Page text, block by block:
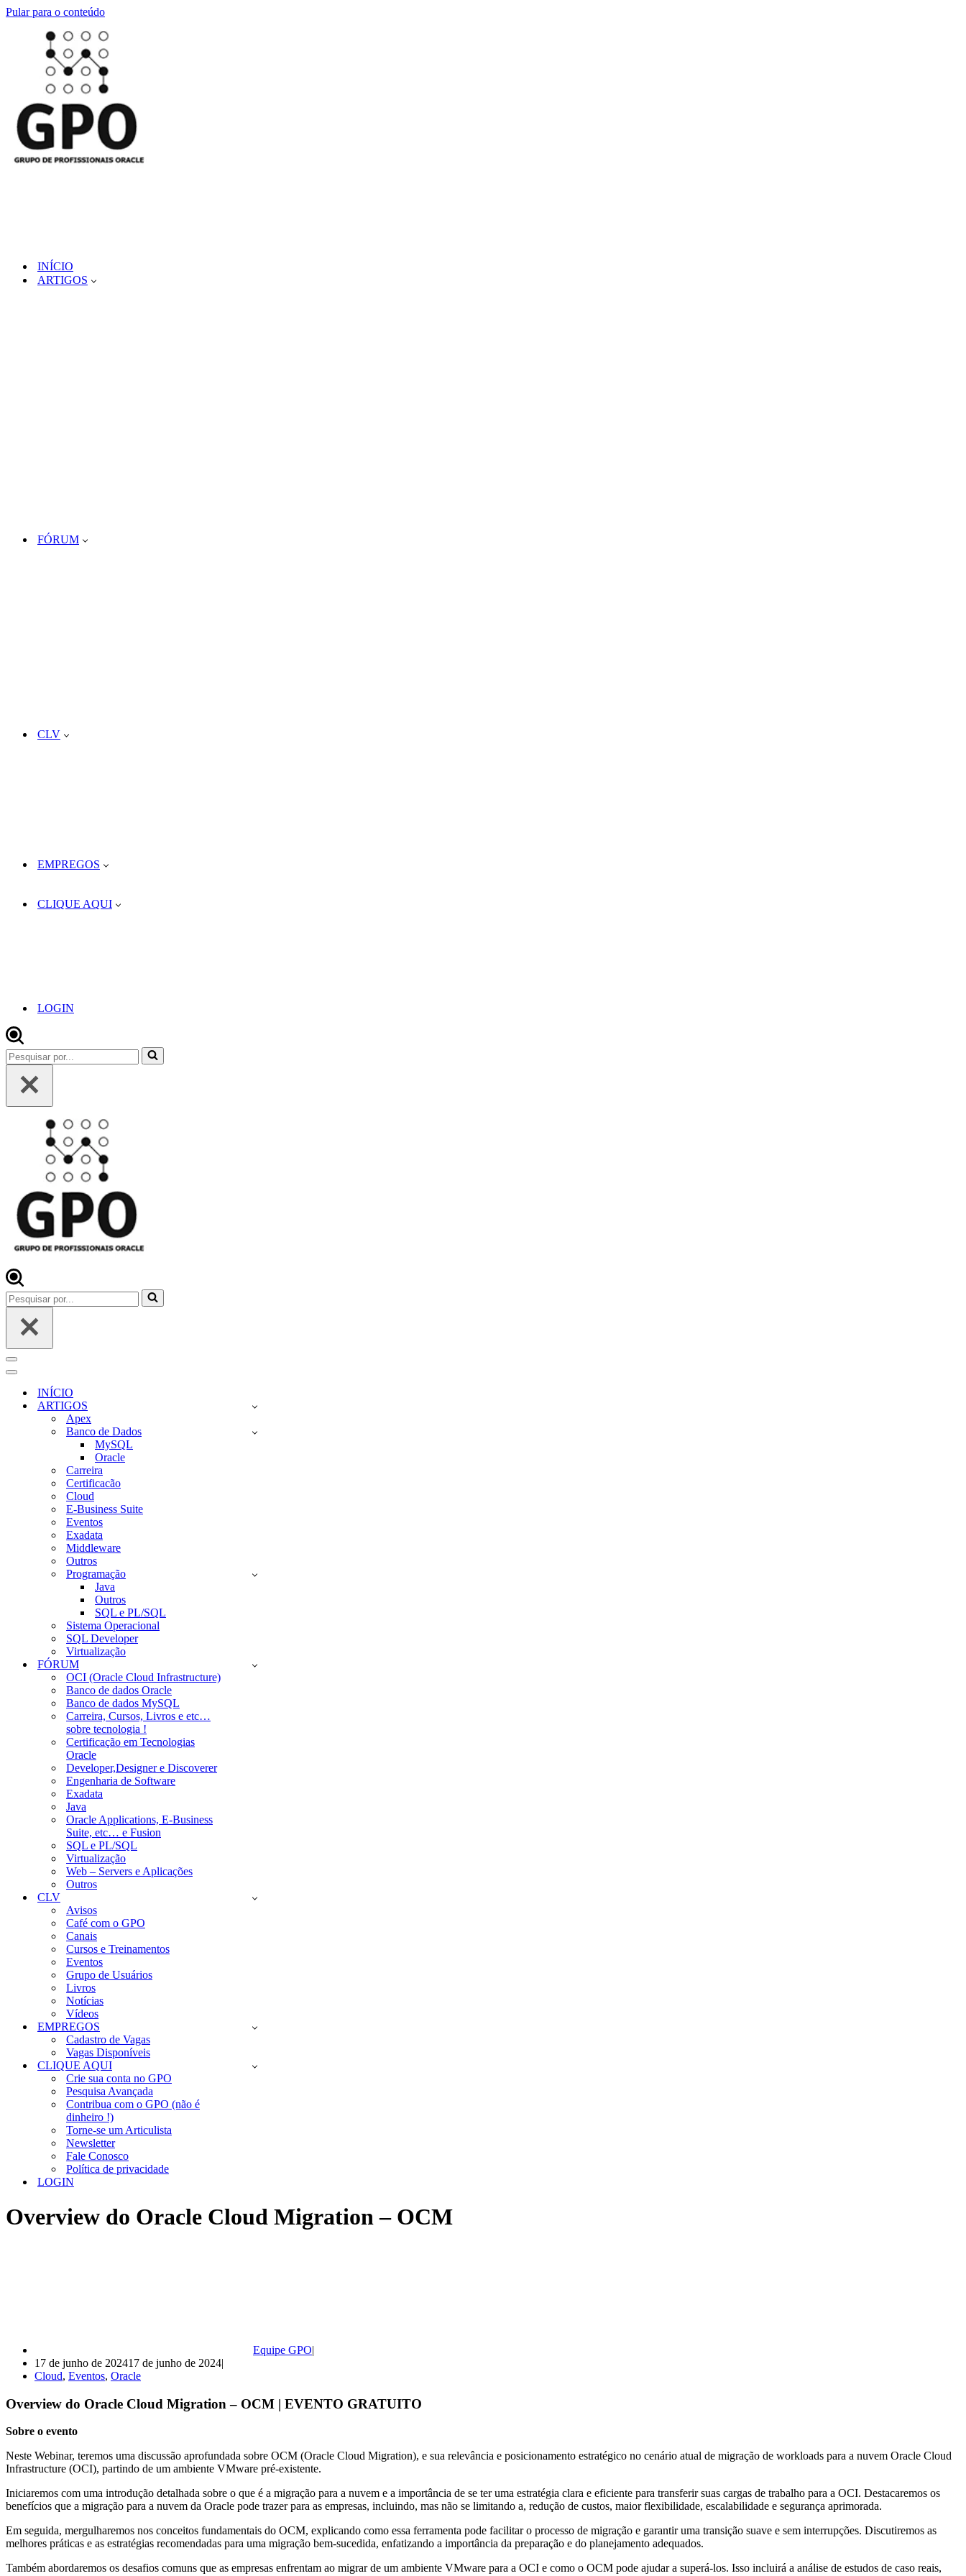
Pular para o conteúdo
INÍCIO
ARTIGOS
FÓRUM
CLV
EMPREGOS
CLIQUE AQUI
LOGIN
Pesquisar
por...
Pesquisar
por...
Menu
de
navegação
Menu
navegaçãoINÍCIO
ARTIGOS
Apex
Banco de Dados
MySQL
Oracle
Carreira
Certificacão
Cloud
E-Business Suite
Eventos
Exadata
Middleware
Outros
Programação
Java
Outros
SQL e PL/SQL
Sistema Operacional
SQL Developer
Virtualização
FÓRUM
OCI (Oracle Cloud Infrastructure)
Banco de dados Oracle
Banco de dados MySQL
Carreira, Cursos, Livros e etc…
sobre tecnologia !
Certificação em Tecnologias
Oracle
Developer,Designer e Discoverer
Engenharia de Software
Exadata
Java
Oracle Applications, E-Business
Suite, etc… e Fusion
SQL e PL/SQL
Virtualização
Web – Servers e Aplicações
Outros
CLV
Avisos
Café com o GPO
Canais
Cursos e Treinamentos
Eventos
Grupo de Usuários
Livros
Notícias
Vídeos
EMPREGOS
Cadastro de Vagas
Vagas Disponíveis
CLIQUE AQUI
Crie sua conta no GPO
Pesquisa Avançada
Contribua com o GPO (não é
dinheiro !)
Torne-se um Articulista
Newsletter
Fale Conosco
Política de privacidade
LOGIN
Overview do Oracle Cloud Migration – OCM
Equipe GPO
17 de junho de 202417 de junho de 2024
Cloud, Eventos, Oracle
Overview do Oracle Cloud Migration – OCM | EVENTO GRATUITO
Sobre o evento
Neste Webinar, teremos uma discussão aprofundada sobre OCM (Oracle Cloud Migration), e sua relevância e posicionamento estratégico no cenário atual de migração de workloads para a nuvem Oracle Cloud
Infrastructure (OCI), partindo de um ambiente VMware pré-existente.
Iniciaremos com uma introdução detalhada sobre o que é a migração para a nuvem e a importância de se ter uma estratégia clara e eficiente para transferir suas cargas de trabalho para a OCI. Destacaremos os
benefícios que a migração para a nuvem da Oracle pode trazer para as empresas, incluindo, mas não se limitando a, redução de custos, maior flexibilidade, escalabilidade e segurança aprimorada.
Em seguida, mergulharemos nos conceitos fundamentais do OCM, explicando como essa ferramenta pode facilitar o processo de migração e garantir uma transição suave e sem interrupções. Discutiremos as
melhores práticas e as estratégias recomendadas para uma migração bem-sucedida, enfatizando a importância da preparação e do planejamento adequados.
Também abordaremos os desafios comuns que as empresas enfrentam ao migrar de um ambiente VMware para a OCI e como o OCM pode ajudar a superá-los. Isso incluirá a análise de estudos de caso reais,